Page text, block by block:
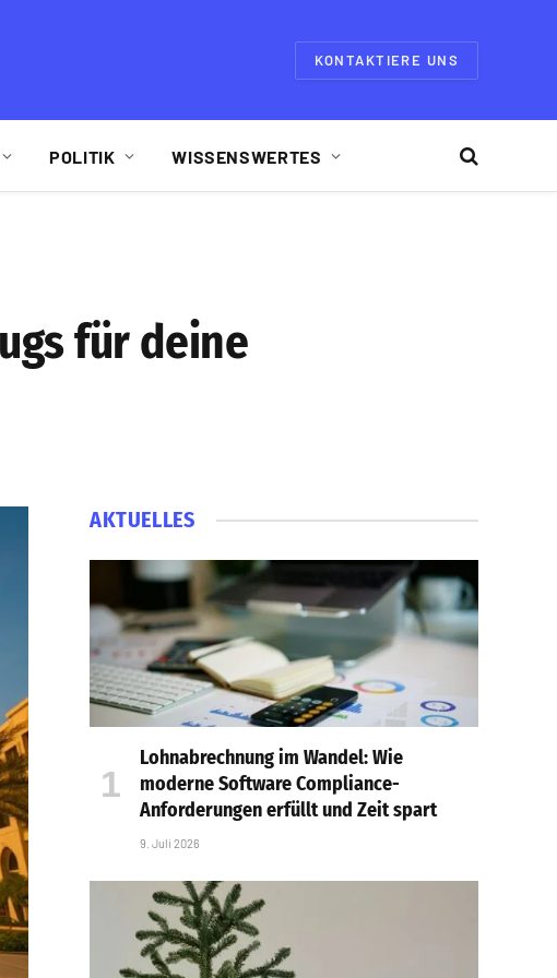
KONTAKTIERE UNS
POLITIK WISSENSWERTES
für deine
AKTUELLES
Lohnabrechnung im Wandel: Wie
moderne Software Compliance-
Anforderungen erfüllt und Zeit spart
9. Juli 2026